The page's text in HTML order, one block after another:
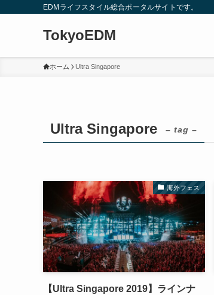
EDMライフスタイル総合ポータルサイトです。
TokyoEDM
ホーム Ultra Singapore
Ultra Singapore – tag –
海外フェス
【Ultra Singapore 2019】ラインナ